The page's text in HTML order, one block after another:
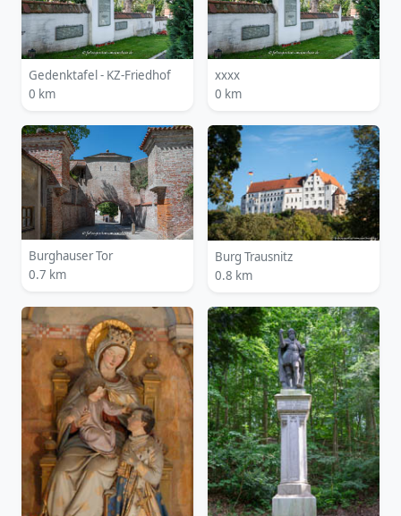
Gedenktafel - KZ-Friedhof
0 km
xxxx
0 km
Burghauser Tor
0.7 km
Burg Trausnitz
0.8 km